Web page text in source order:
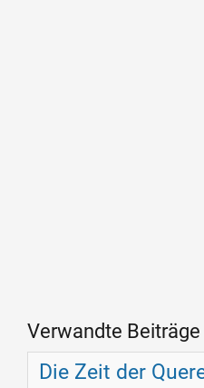
Verwandte Beiträge
Die Zeit der